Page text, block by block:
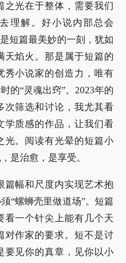
之光在于整体，需要我们
理解。好小说内部总会
短篇最美妙的一刻，犹如
天焰火。那是属于短篇的
秀小说家的创造力，唯有
的“灵魂出窍”。2023年的
次筛选和讨论，我尤其看
学质感的作品，让我们看
光。阅读有光晕的短篇小
是治愈，是享受。
篇幅和尺度内实现艺术抱
“螺蛳壳里做道场”。短篇
看一个针尖上能有几个天
对作家的要求。短不是讨
要见你的真章，见你以小